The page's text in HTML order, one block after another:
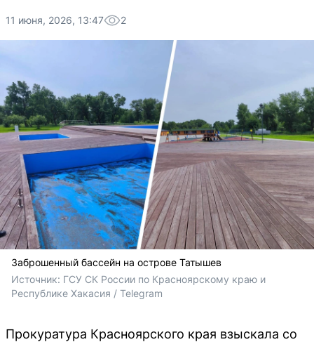
11 июня, 2026, 13:47 2
Заброшенный бассейн на острове Татышев
Источник: ГСУ СК России по Красноярскому краю и
Республике Хакасия / Telegram
Прокуратура Красноярского края взыскала со